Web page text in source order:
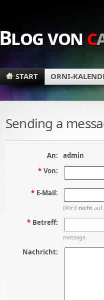
Blog vonc
START ORNI-
Sending a
An:
admin
* Von:
* E-Mail:
(Wird nichtauf
* Betreff:
message.
Nachricht: